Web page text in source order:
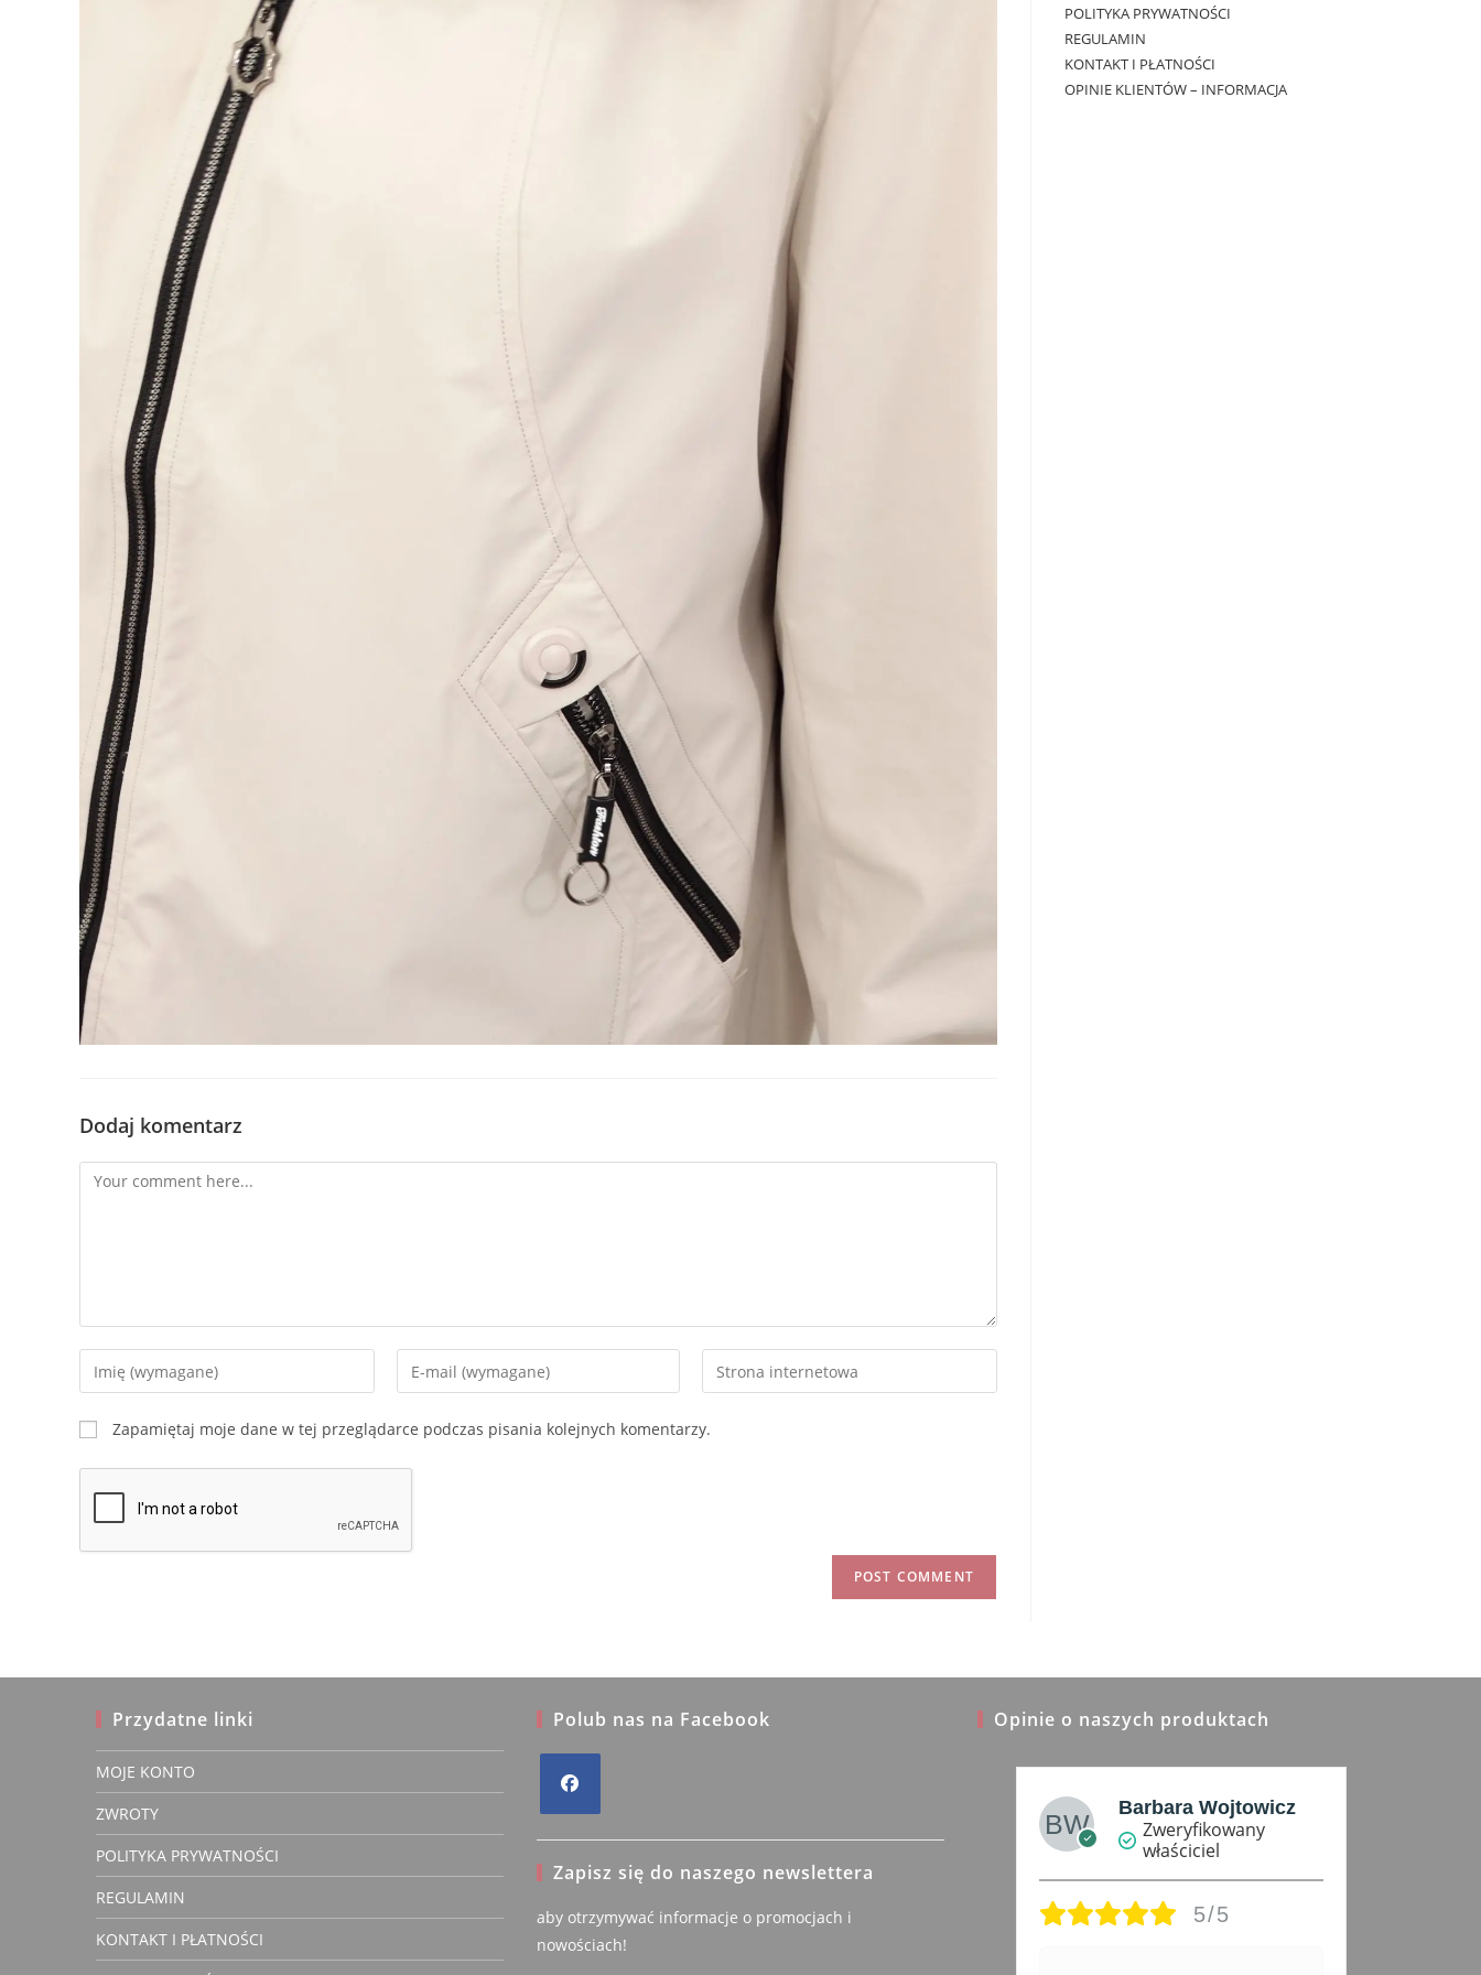
Dodaj komentarz
Comment
Enter
your
name
or
username
comment
Enter
your
address
to
Enter
your
URL
Zapamiętaj moje dane w tej przeglądarce podczas pisania kolejnych komentarzy.
POLITYKA PRYWATNOŚCI
REGULAMIN
KONTAKT I PŁATNOŚCI
OPINIE KLIENTÓW – INFORMACJA
Przydatne linki
MOJE KONTO
ZWROTY
POLITYKA PRYWATNOŚCI
REGULAMIN
KONTAKT I PŁATNOŚCI
Polub nas na Facebook
a
new
tab
Zapisz się do naszego newslettera
aby otrzymywać informacje o promocjach i
nowościach!
Opinie o naszych produktach
DUDKIEWICZ
właściciel
5/5
Barbara Wojtowicz
Zweryfikowany
właściciel
5/5